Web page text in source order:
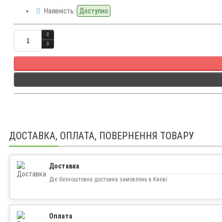
Наявність: Доступно
ДОСТАВКА, ОПЛАТА, ПОВЕРНЕННЯ ТОВАРУ
Доставка
Діє безкоштовна доставка замовлень в Києві.
Оплата